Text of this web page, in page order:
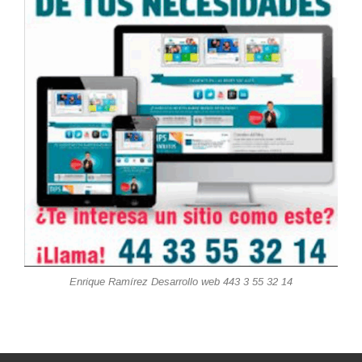
Enrique Ramírez Desarrollo web 443 3 55 32 14